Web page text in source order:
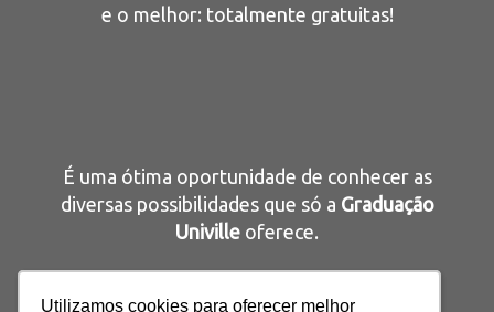
Utilizamos cookies para oferecer melhor
Utilizamos cookies para oferecer melhor
e o melhor: totalmente gratuitas!
É uma ótima oportunidade de conhecer as
diversas possibilidades que só a Graduação
Univille oferece.